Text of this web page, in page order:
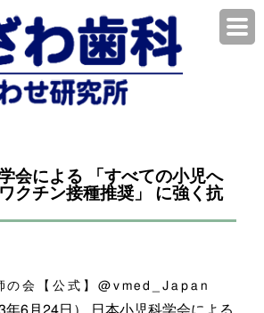
会による 「すべての小児へ
クチン接種推奨」 に強く抗
の会【公式】@vmed_Japan